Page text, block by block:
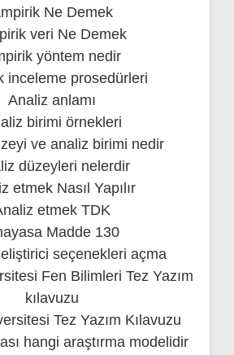
Ne Demek
veri Ne Demek
yöntem nedir
inceleme prosedürleri
Analiz anlamı
birimi örnekleri
ve analiz birimi nedir
düzeyleri nelerdir
etmek Nasıl Yapılır
etmek TDK
Madde 130
seçenekleri açma
Fen Bilimleri Tez Yazım
kılavuzu
Tez Yazım Kılavuzu
hangi araştırma modelidir